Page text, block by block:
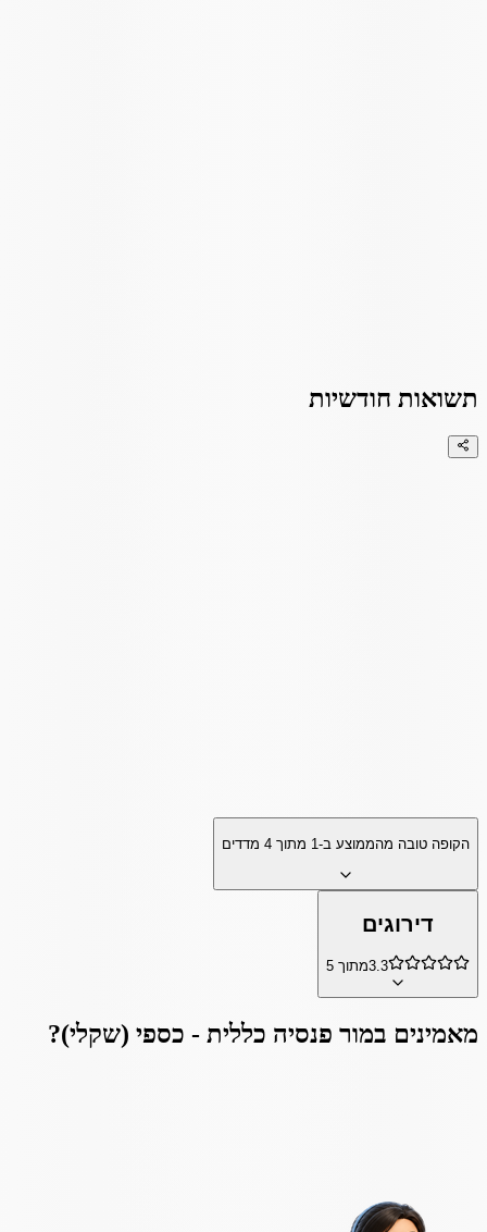
תשואות חודשיות
הקופה טובה מהממוצע ב-1 מתוך 4 מדדים
דירוגים
3.3מתוך 5
מאמינים במור פנסיה כללית - כספי (שקלי)?